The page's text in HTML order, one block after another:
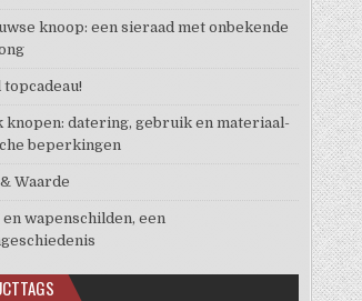
knoop: een sieraad met onbekende
knopen: datering, gebruik en materiaal-
beperkingen
Waarde
wapenschilden, een